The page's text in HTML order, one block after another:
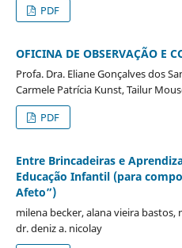
PDF
OFICINA DE OBSERVAÇÃO E
Profa. Dra. Eliane Gonçalves dos
Carmele Patrícia Kunst, Tailur
PDF
Entre Brincadeiras e
Educação Infantil (para
Afeto”)
milena becker, alana vieira
dr. deniz a. nicolay